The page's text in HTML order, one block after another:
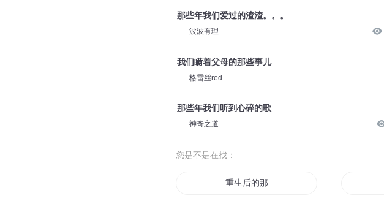
那些年我们爱过的渣渣。。。
波波有理
我们瞒着父母的那些事儿
格雷丝red
那些年我们听到心碎的歌
神奇之道
您是不是在找：
重生后的那些事